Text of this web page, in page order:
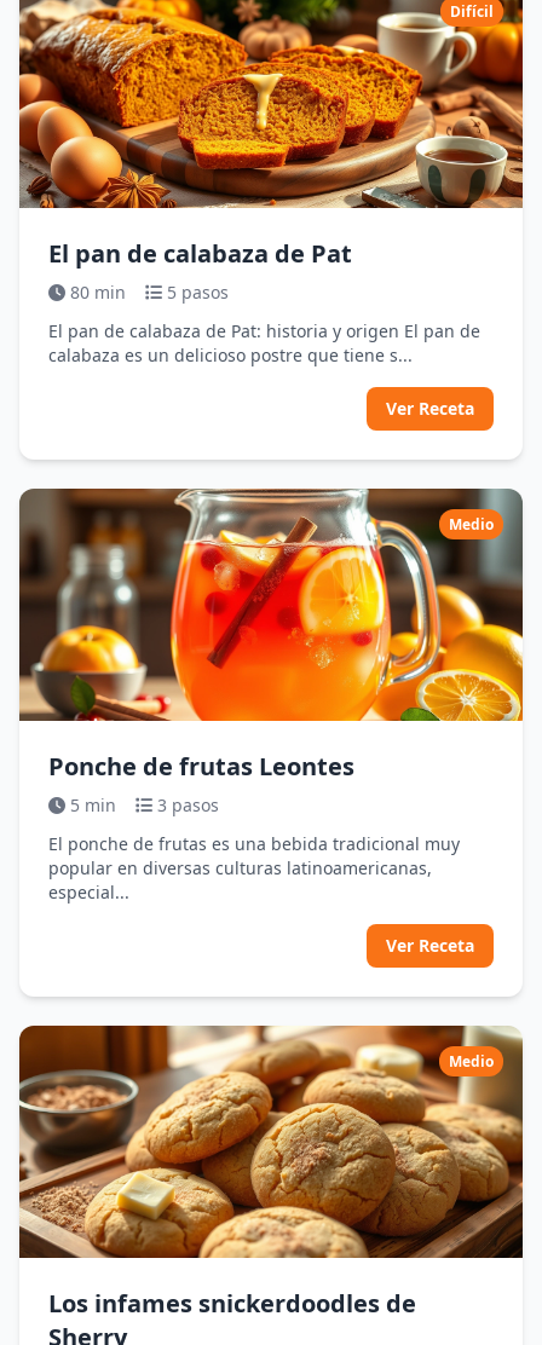
Difícil
El pan de calabaza de Pat
80 min
5 pasos
El pan de calabaza de Pat: historia y origen El pan de
calabaza es un delicioso postre que tiene s...
Ver Receta
Medio
Ponche de frutas Leontes
5 min
3 pasos
El ponche de frutas es una bebida tradicional muy
popular en diversas culturas latinoamericanas,
especial...
Ver Receta
Medio
Los infames snickerdoodles de
Sherry